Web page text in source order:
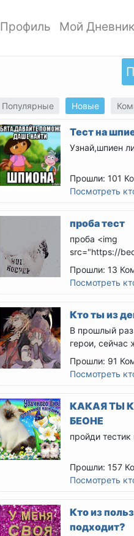
Профиль
Настройки аккаунта
Позитивки
Поиск
Друзья
Мой Дневник
Добавить запись
Дизайн
Обзор записей
Популярные Новые
Тест на
Узнай,шпиен
Прошли: 101
Посмотреть
проба тест
проба <img
src="https://
/> <img...
Прошли: 13
Посмотреть
Кто ты из
В прошлый
герои,
Прошли: 91
Посмотреть
КАКАЯ ТЫ
БЕОНЕ
пройди тестик
Прошли: 157
Посмотреть
Кто из
подходит?